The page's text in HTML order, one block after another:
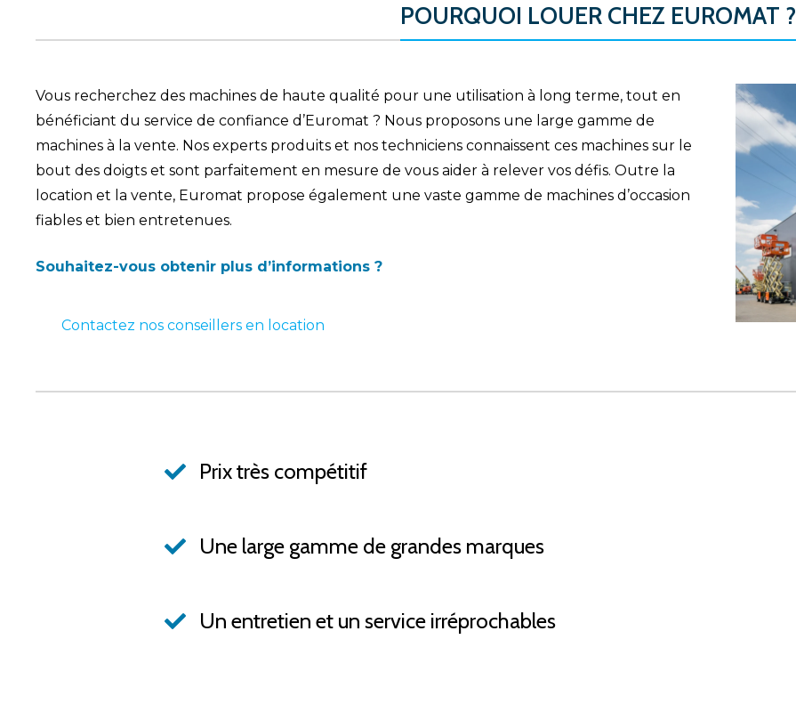
POURQUOI LOUER CHEZ EUROMAT ?
Vous recherchez des machines de haute qualité pour une utilisation à long terme, tout en
bénéficiant du service de confiance d’Euromat ? Nous proposons une large gamme de
machines à la vente. Nos experts produits et nos techniciens connaissent ces machines sur le
bout des doigts et sont parfaitement en mesure de vous aider à relever vos défis. Outre la
location et la vente, Euromat propose également une vaste gamme de machines d’occasion
fiables et bien entretenues.
Souhaitez-vous obtenir plus d’informations ?
Contactez nos conseillers en location
Prix très compétitif
Une large gamme de grandes marques
Un entretien et un service irréprochables